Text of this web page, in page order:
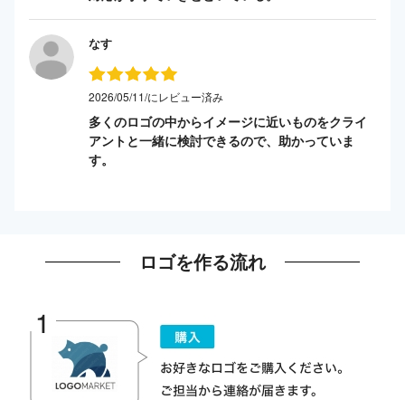
なす
2026/05/11/にレビュー済み
多くのロゴの中からイメージに近いものをクライ
アントと一緒に検討できるので、助かっていま
す。
ロゴを作る流れ